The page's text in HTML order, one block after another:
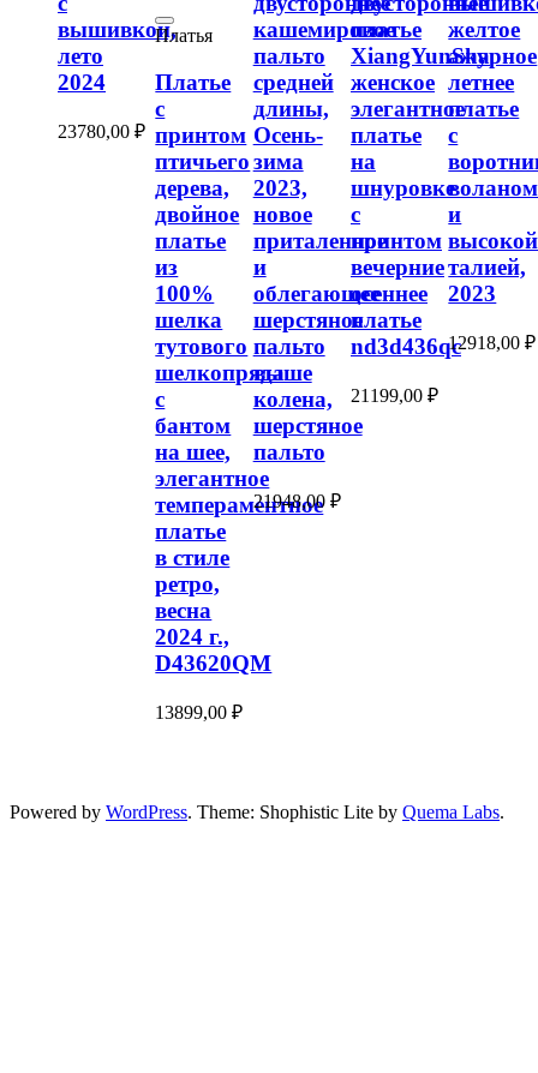
вышивкой,
лето
2024
23780,00 ₽
Платья
Платье
с
принтом
птичьего
дерева,
двойное
платье
из
100%
шелка
тутового
шелкопряда
с
бантом
на шее,
элегантное
темпераментное
платье
в стиле
ретро,
весна
2024 г.,
D43620QM
13899,00₽
кашемировое
пальто
средней
длины,
Осень-
зима
2023,
новое
приталенное
и
облегающее
шерстяное
пальто
выше
колена,
шерстяное
пальто
21948,00 ₽
платье
XiangYunSha
женское
элегантное
платье
на
шнуровке
с
принтом
вечерние
осеннее
платье
nd3d436qc
21199,00 ₽
желтое
ажурное
летнее
платье
с
воланом
и
высокой
талией,
2023
12918,00₽
Powered by WordPress. Theme: Shophistic Lite by Quema Labs.